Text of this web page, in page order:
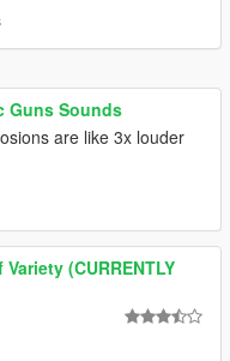
Guns Sounds
are like 3x louder
(CURRENTLY